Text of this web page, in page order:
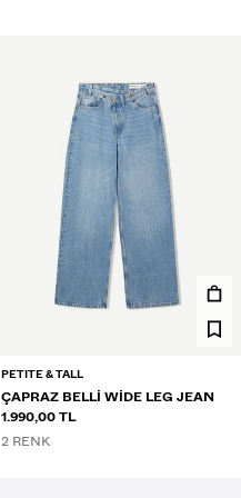
PETITE & TALL
ÇAPRAZ BELLI WIDE LEG JEAN
1.990,00 TL
2 RENK